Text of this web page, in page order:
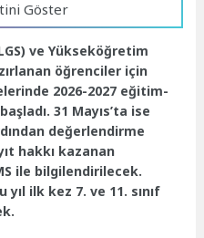
Göster
ve Yükseköğretim
öğrenciler için
2026-2027 eğitim-
31 Mayıs’ta ise
değerlendirme
hakkı kazanan
ile bilgilendirilecek.
yıl ilk kez 7. ve 11. sınıf